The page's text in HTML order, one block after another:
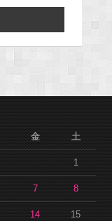
金 土
1
7 8
14 15